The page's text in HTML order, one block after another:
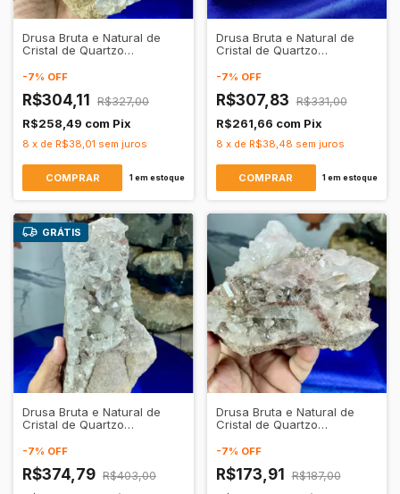
Drusa Bruta e Natural de
Cristal de Quartzo
-7% OFF
R$304,11 R$327,00
R$258,49 com Pix
8 x de R$38,01 sem juros
1 em estoque
Drusa Bruta e Natural de
Cristal de Quartzo
-7% OFF
R$307,83 R$331,00
R$261,66 com Pix
8 x de R$38,48 sem juros
1 em estoque
GRÁTIS
Drusa Bruta e Natural de
Cristal de Quartzo
-7% OFF
R$374,79 R$403,00
Drusa Bruta e Natural de
Cristal de Quartzo
-7% OFF
R$173,91
R$187,00